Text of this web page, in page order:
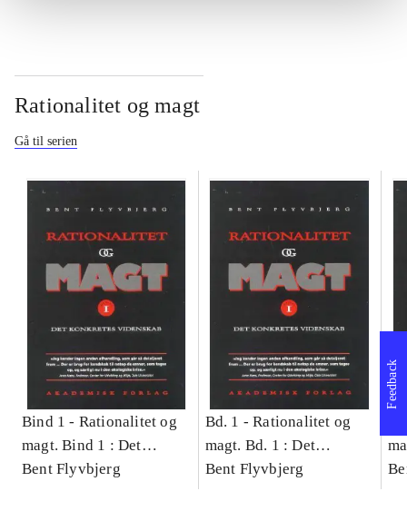
Rationalitet og magt
Gå til serien
Bind 1 - Rationalitet og
magt. Bind 1 : Det
konkretes videnskab
Bent Flyvbjerg
Bd. 1 -Rationalitet og
magt. Bd. 1 : Det
konkretes videnskab
Bent Flyvbjerg
Feedback